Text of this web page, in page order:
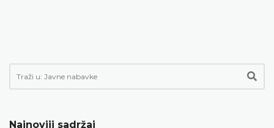
Najnoviji sadržaj